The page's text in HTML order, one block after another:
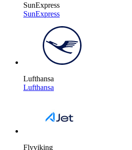
SunExpress
SunExpress
Lufthansa
Lufthansa
Flyviking